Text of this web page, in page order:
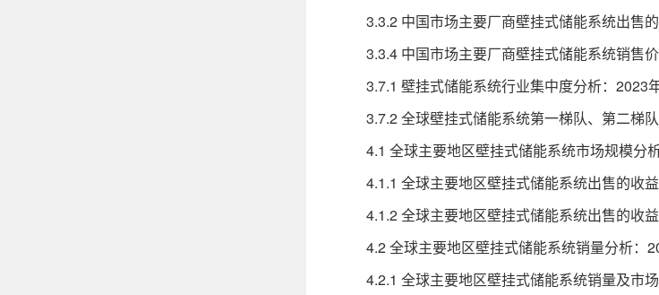
3.3.2 中国市场主要厂商壁挂式储能系统出售的
3.3.4 中国市场主要厂商壁挂式储能系统销售价
3.7.1 壁挂式储能系统行业集中度分析：2023
3.7.2 全球壁挂式储能系统第一梯队、第二梯
4.1 全球主要地区壁挂式储能系统市场规模分
4.1.1 全球主要地区壁挂式储能系统出售的收益
4.1.2 全球主要地区壁挂式储能系统出售的收益
4.2 全球主要地区壁挂式储能系统销量分析：
4.2.1 全球主要地区壁挂式储能系统销量及市场